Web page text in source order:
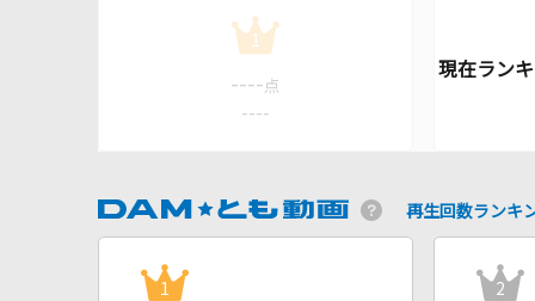
1
---- 点
----
再生回数ランキ
1 2